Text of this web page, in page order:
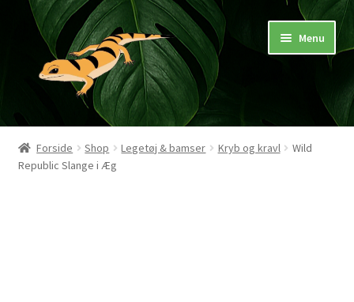
Spring
navigation
Spring
indhold
Menu
Hjem
Butik
Forside Shop Legetøj & bamser Kryb og kravl
Wild
Republic Slange i Æg